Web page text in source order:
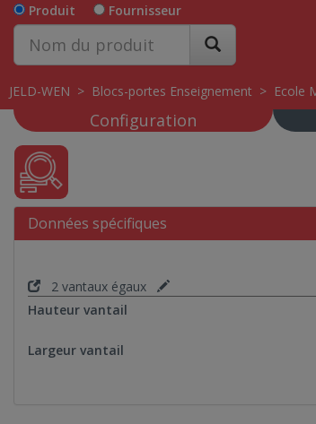
Produit Fournisseur
JELD-WEN > Blocs-portes Enseignement > Ecole
Configuration
Données spécifiques
2 vantaux égaux
Hauteur vantail
Largeur vantail